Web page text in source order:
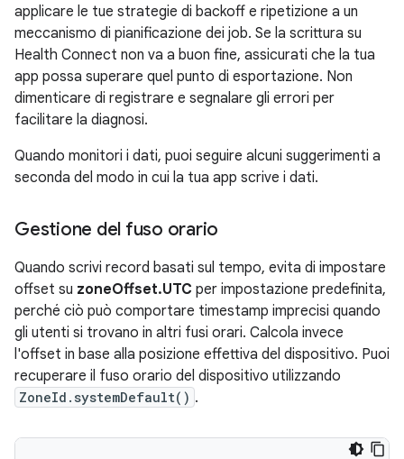
applicare le tue strategie di backoff e ripetizione a un
meccanismo di pianificazione dei job. Se la scrittura su
Health Connect non va a buon fine, assicurati che la tua
app possa superare quel punto di esportazione. Non
dimenticare di registrare e segnalare gli errori per
facilitare la diagnosi.
Quando monitori i dati, puoi seguire alcuni suggerimenti a
seconda del modo in cui la tua app scrive i dati.
Gestione del fuso orario
Quando scrivi record basati sul tempo, evita di impostare
offset su zoneOffset.UTC per impostazione predefinita,
perché ciò può comportare timestamp imprecisi quando
gli utenti si trovano in altri fusi orari. Calcola invece
l'offset in base alla posizione effettiva del dispositivo. Puoi
recuperare il fuso orario del dispositivo utilizzando
ZoneId.systemDefault() .